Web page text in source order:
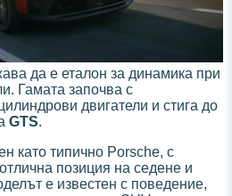
да е еталон за динамика при
Гамата започва с
двигатели и стига до
GTS.
като типично Porsche, с
позиция на седене и
е известен с поведение,